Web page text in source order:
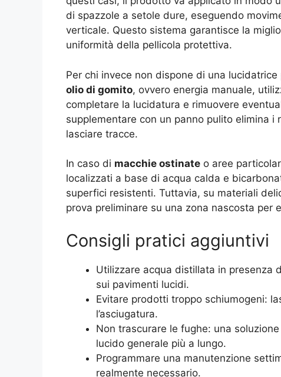
di spazzole a setole dure, eseguendo
verticale. Questo sistema garantisce la
uniformità della pellicola protettiva.
Per chi invece non dispone di una
olio di gomito, ovvero energia manuale,
completare la lucidatura e rimuovere
supplementare con un panno pulito elimina
lasciare tracce.
In caso di macchie ostinate o aree
localizzati a base di acqua calda e
superfici resistenti. Tuttavia, su materiali
prova preliminare su una zona nascosta per
Consigli pratici aggiuntivi
Utilizzare acqua distillata in presenza
sui pavimenti lucidi.
Evitare prodotti troppo schiumogeni:
l’asciugatura.
Non trascurare le fughe: una
lucido generale più a lungo.
Programmare una manutenzione
realmente necessario.